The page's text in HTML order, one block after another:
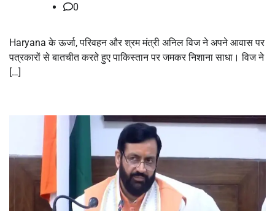
0
Haryana के ऊर्जा, परिवहन और श्रम मंत्री अनिल विज ने अपने आवास पर
पत्रकारों से बातचीत करते हुए पाकिस्तान पर जमकर निशाना साधा। विज ने
[…]